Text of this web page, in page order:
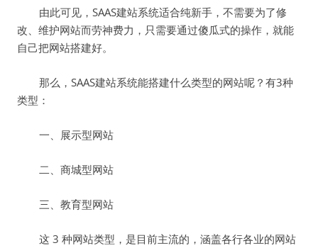
由此可见，SAAS建站系统适合纯新手，不需要为了修
改、维护网站而劳神费力，只需要通过傻瓜式的操作，就能
自己把网站搭建好。
那么，SAAS建站系统能搭建什么类型的网站呢？有3种
类型：
一、展示型网站
二、商城型网站
三、教育型网站
这 3 种网站类型，是目前主流的，涵盖各行各业的网站